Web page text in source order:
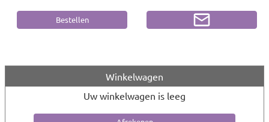
Winkelwagen
Uw winkelwagen is leeg